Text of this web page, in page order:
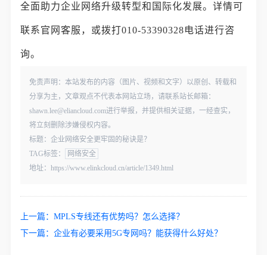
全面助力企业网络升级转型和国际化发展。详情可
联系官网客服，或拨打010-53390328电话进行咨
询。
免责声明：本站发布的内容（图片、视频和文字）以原创、转载和
分享为主，文章观点不代表本网站立场，请联系站长邮箱：
shawn.lee@eliancloud.com进行举报，并提供相关证据，一经查实，
将立刻删除涉嫌侵权内容。
标题：企业网络安全更牢固的秘诀是？
TAG标签：
网络安全
地址：https://www.elinkcloud.cn/article/1349.html
上一篇：MPLS专线还有优势吗？怎么选择？
下一篇：企业有必要采用5G专网吗？能获得什么好处？